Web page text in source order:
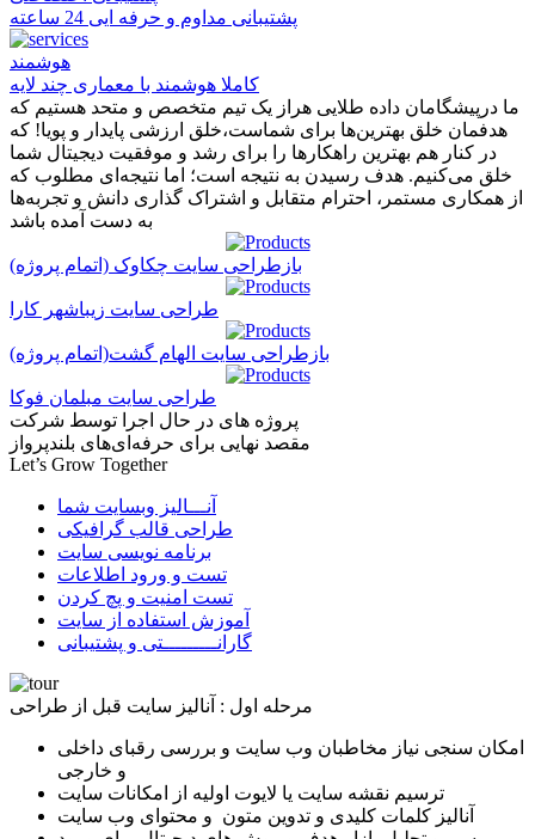
پشتیبانی مداوم و حرفه ایی 24 ساعته
هوشمند
کاملا هوشمند با معماری چند لایه
ما درپیشگامان داده طلایی هراز یک تیم متخصص و متحد هستیم که
هدفمان خلق بهترین‌ها برای شماست،خلق ارزشی پایدار و پویا! که
در کنار هم بهترین راهکارها را برای رشد و موفقیت دیجیتال شما
خلق می‌کنیم. هدف رسیدن به نتیجه است؛ اما نتیجه‌ای مطلوب که
از همکاری مستمر، احترام متقابل و اشتراک گذاری دانش و تجربه‌ها
به دست آمده باشد
بازطراحی سایت چکاوک (اتمام پروژه)
طراحی سایت زیباشهر کارا
بازطراحی سایت الهام گشت(اتمام پروژه)
طراحی سایت مبلمان فوکا
پروژه های در حال اجرا توسط شرکت
مقصد نهایی برای حرفه‌ای‌های بلندپرواز
Let’s Grow Together
آنـــالیز وبسایت شما
طراحی قالب گرافیکی
برنامه نویسی سایت
تست و ورود اطلاعات
تست امنیت و پچ کردن
آموزش استفاده از سایت
گارانـــــــــتی و پشتیبانی
مرحله اول : آنالیز سایت قبل از طراحی
امکان سنجی نیاز مخاطبان وب سایت و بررسی رقبای داخلی
و خارجی
ترسیم نقشه سایت یا لایوت اولیه از امکانات سایت
آنالیز کلمات کلیدی و تدوین متون و محتوای وب سایت